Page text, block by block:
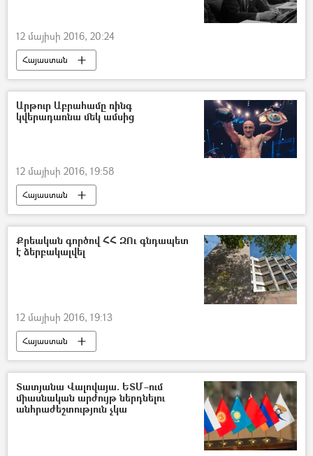
12 մայիսի 2016, 20:24
Հայաստան
Արթուր Աբրահամը ռինգ
կվերադառնա մեկ ամսից
12 մայիսի 2016, 19:58
Հայաստան
Քրեական գործով ՀՀ ԶՈւ գնդապետ
է ձերբակալվել
12 մայիսի 2016, 19:13
Հայաստան
Տատյանա Վալովայա. ԵՏՄ–ում
միասնական արժույթ ներդնելու
անհրաժեշտություն չկա